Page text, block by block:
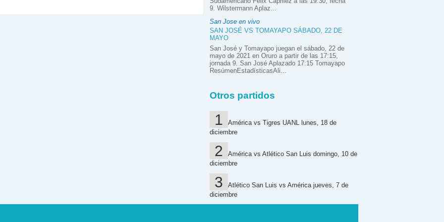
9. Wilstermann Aplaz...
San Jose en vivo
SAN JOSÉ VS TOMAYAPO SÁBADO, 22 DE
MAYO
San José y Tomayapo juegan el sábado, 22 de
mayo de 2021 en Oruro a partir de las 17:15,
jornada 9. San José Aplazado 17:15 Tomayapo
ResúmenEstadísticasAli...
Otros partidos
América vs Tigres UANL lunes, 18 de
diciembre
América vs Atlético San Luis domingo, 10 de
diciembre
Atlético San Luis vs América jueves, 7 de
diciembre